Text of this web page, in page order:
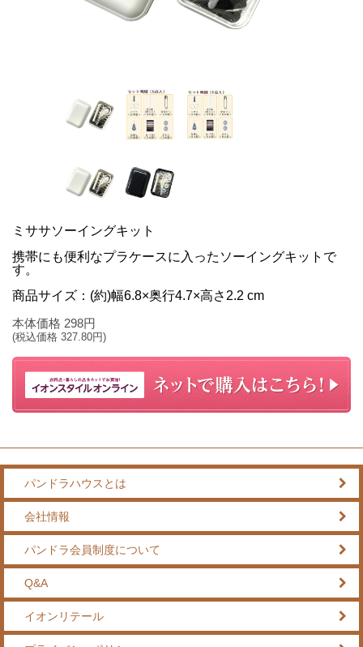
ミササソーイングキット
携帯にも便利なプラケースに入ったソーイングキットで
す。
商品サイズ：(約)幅6.8×奥行4.7×高さ2.2 cm
本体価格 298円
(税込価格 327.80円)
パンドラハウスとは
会社情報
パンドラ会員制度について
Q&A
イオンリテール